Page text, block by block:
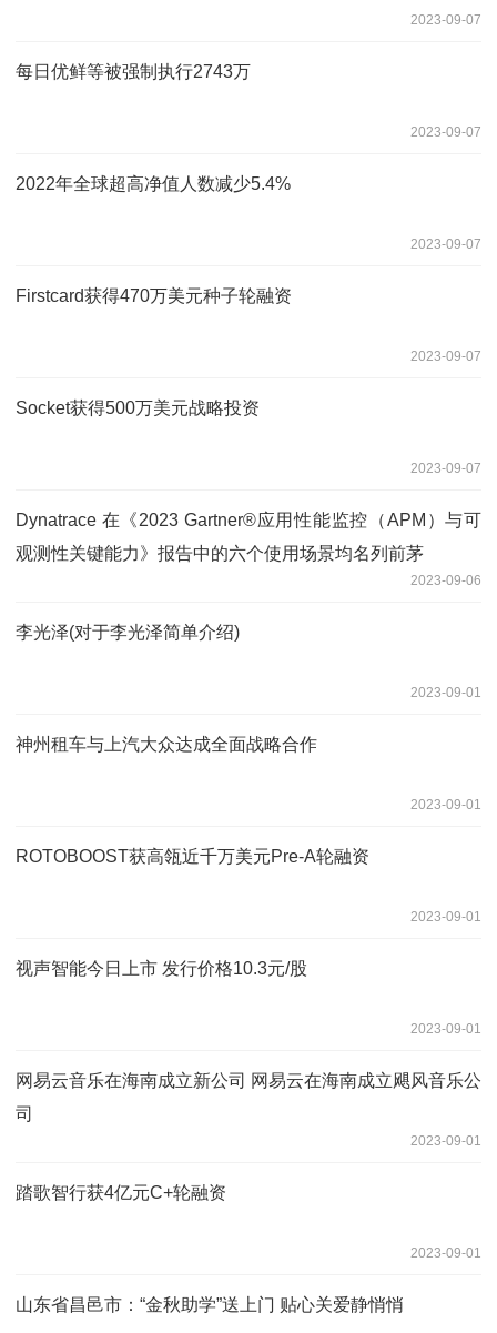
2023-09-07
每日优鲜等被强制执行2743万
2023-09-07
2022年全球超高净值人数减少5.4%
2023-09-07
Firstcard获得470万美元种子轮融资
2023-09-07
Socket获得500万美元战略投资
2023-09-07
Dynatrace 在《2023 Gartner®应用性能监控（APM）与可
观测性关键能力》报告中的六个使用场景均名列前茅
2023-09-06
李光泽(对于李光泽简单介绍)
2023-09-01
神州租车与上汽大众达成全面战略合作
2023-09-01
ROTOBOOST获高瓴近千万美元Pre-A轮融资
2023-09-01
视声智能今日上市 发行价格10.3元/股
2023-09-01
网易云音乐在海南成立新公司 网易云在海南成立飓风音乐公
司
2023-09-01
踏歌智行获4亿元C+轮融资
2023-09-01
山东省昌邑市：“金秋助学”送上门 贴心关爱静悄悄